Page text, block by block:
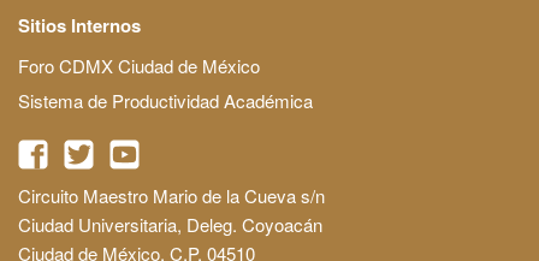
Sitios Internos
Foro CDMX Ciudad de México
Sistema de Productividad Académica
Circuito Maestro Mario de la Cueva s/n
Ciudad Universitaria, Deleg. Coyoacán
Ciudad de México, C.P. 04510